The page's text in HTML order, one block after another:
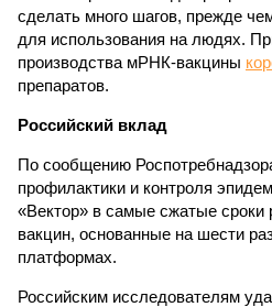
сделать много шагов, прежде
для использования на людях.
производства мРНК-вакцины
препаратов.
Российский вклад
По сообщению
профилактики и контроля
«Вектор» в самые сжатые сроки
вакцин, основанные на шести
платформах.
Российским исследователям